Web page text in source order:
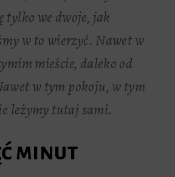
tylko we dwoje, jak
w to wierzyć. Nawet w
mieście, daleko od
w tym pokoju, w tym
leżymy tutaj sami.
minut